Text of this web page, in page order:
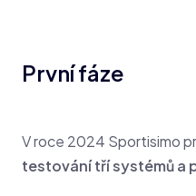
První fáze
V roce 2024 Sportisimo
testování tří systémů a